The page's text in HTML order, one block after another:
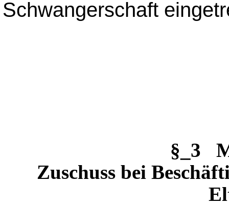
Schwangerschaft
§_3
Zuschuss bei